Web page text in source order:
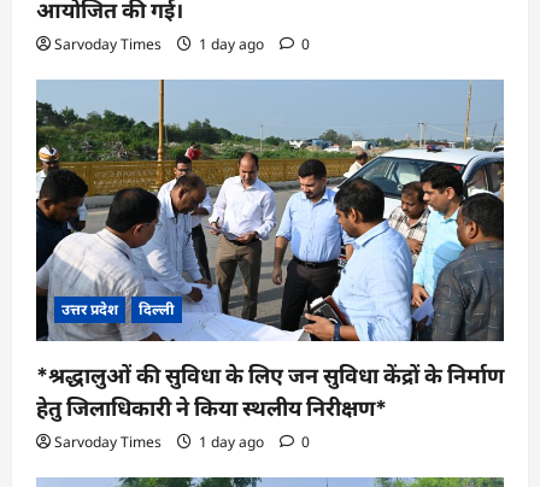
आयोजित की गई।
Sarvoday Times 1 day ago 0
उत्तर प्रदेश दिल्ली
*श्रद्धालुओं की सुविधा के लिए जन सुविधा केंद्रों के निर्माण
हेतु जिलाधिकारी ने किया स्थलीय निरीक्षण*
Sarvoday Times 1 day ago 0